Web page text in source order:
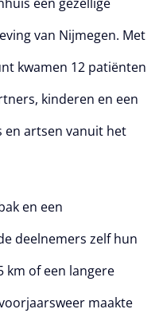
van Nijmegen. Met
kwamen 12 patiënten
kinderen en een
en artsen vanuit het
en een
deelnemers zelf hun
km of een langere
maakte